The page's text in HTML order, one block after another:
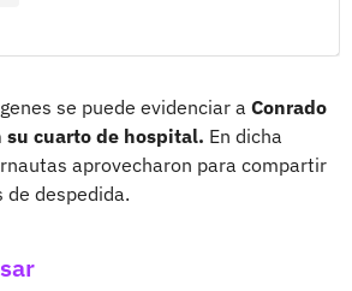
se puede evidenciar a Conrado
su cuarto de hospital. En dicha
aprovecharon para compartir
despedida.